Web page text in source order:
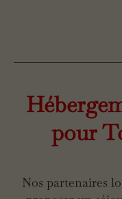
pour
Nos partenaires